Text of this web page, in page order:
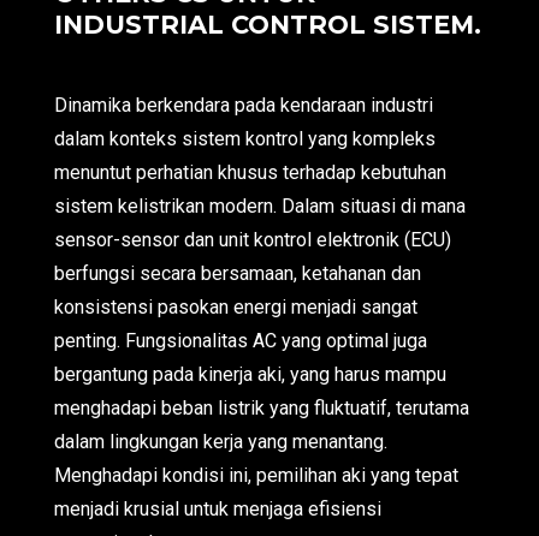
INDUSTRIAL CONTROL SISTEM.
Dinamika berkendara pada kendaraan industri
dalam konteks sistem kontrol yang kompleks
menuntut perhatian khusus terhadap kebutuhan
sistem kelistrikan modern. Dalam situasi di mana
sensor-sensor dan unit kontrol elektronik (ECU)
berfungsi secara bersamaan, ketahanan dan
konsistensi pasokan energi menjadi sangat
penting. Fungsionalitas AC yang optimal juga
bergantung pada kinerja aki, yang harus mampu
menghadapi beban listrik yang fluktuatif, terutama
dalam lingkungan kerja yang menantang.
Menghadapi kondisi ini, pemilihan aki yang tepat
menjadi krusial untuk menjaga efisiensi